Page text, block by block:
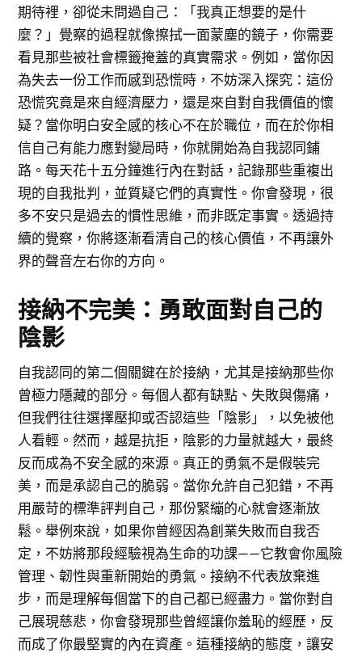
期待裡，卻從未問過自己：「我真正想要的是什
麼？」覺察的過程就像擦拭一面蒙塵的鏡子，你需要
看見那些被社會標籤掩蓋的真實需求。例如，當你因
為失去一份工作而感到恐慌時，不妨深入探究：這份
恐慌究竟是來自經濟壓力，還是來自對自我價值的懷
疑？當你明白安全感的核心不在於職位，而在於你相
信自己有能力應對變局時，你就開始為自我認同鋪
路。每天花十五分鐘進行內在對話，記錄那些重複出
現的自我批判，並質疑它們的真實性。你會發現，很
多不安只是過去的慣性思維，而非既定事實。透過持
續的覺察，你將逐漸看清自己的核心價值，不再讓外
界的聲音左右你的方向。
接納不完美：勇敢面對自己的
陰影
自我認同的第二個關鍵在於接納，尤其是接納那些你
曾極力隱藏的部分。每個人都有缺點、失敗與傷痛，
但我們往往選擇壓抑或否認這些「陰影」，以免被他
人看輕。然而，越是抗拒，陰影的力量就越大，最終
反而成為不安全感的來源。真正的勇氣不是假裝完
美，而是承認自己的脆弱。當你允許自己犯錯，不再
用嚴苛的標準評判自己，那份緊繃的心就會逐漸放
鬆。舉例來說，如果你曾經因為創業失敗而自我否
定，不妨將那段經驗視為生命的功課——它教會你風險
管理、韌性與重新開始的勇氣。接納不代表放棄進
步，而是理解每個當下的自己都已經盡力。當你對自
己展現慈悲，你會發現那些曾經讓你羞恥的經歷，反
而成了你最堅實的內在資產。這種接納的態度，讓安